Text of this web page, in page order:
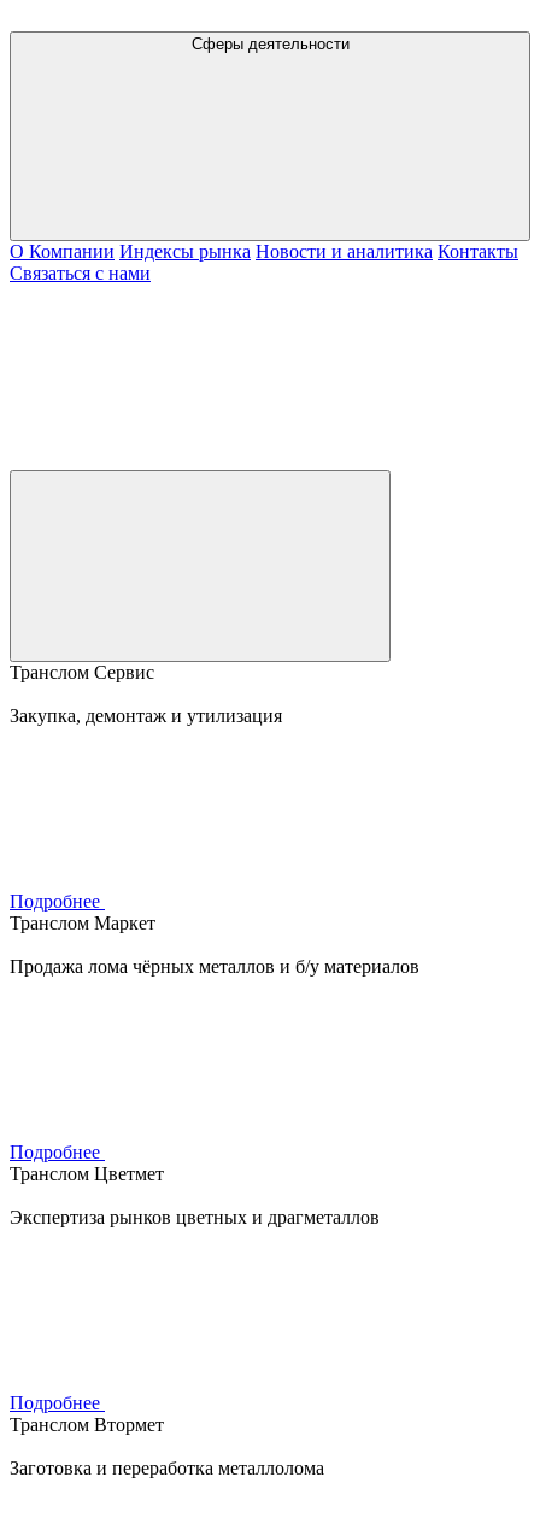
Сферы деятельности
О Компании Индексы рынка Новости и аналитика Контакты
Связаться с нами
Транслом Сервис
Закупка, демонтаж и утилизация
Подробнее
Транслом Маркет
Продажа лома чёрных металлов и б/у материалов
Подробнее
Транслом Цветмет
Экспертиза рынков цветных и драгметаллов
Подробнее
Транслом Втормет
Заготовка и переработка металлолома